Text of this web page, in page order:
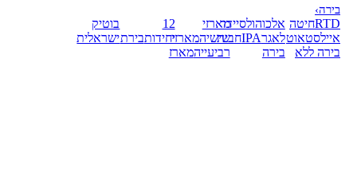
בירה›
RTDחיטה
איילסטאוט
בירה ללא
אלכוהולסיידר
לאגרIPAחבית
בירה
מארזי
שישיהמארזי
רביעייהמארז
12
יחידותבירת
בוטיק
ישראלית